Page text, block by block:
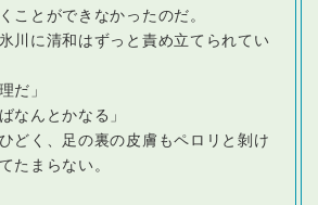
ことができなかったのだ。
川に清和はずっと責め立てられてい
だ」
なんとかなる」
どく、足の裏の皮膚もペロリと剝け
たまらない。